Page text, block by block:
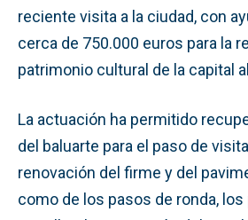
reciente visita a la ciudad, con
cerca de 750.000 euros para la
patrimonio cultural de la capital
La actuación ha permitido
del baluarte para el paso de
renovación del firme y del
como de los pasos de ronda, los